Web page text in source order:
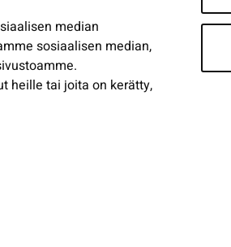
median
sosiaalisen median,
heille tai joita on kerätty,